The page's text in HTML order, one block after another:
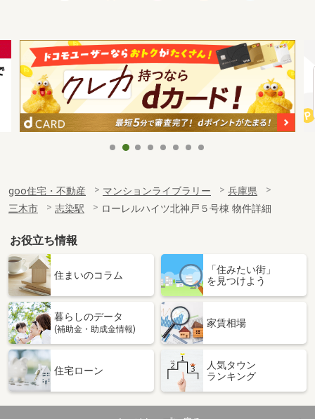
goo住宅・不動産 マンションライブラリー
兵庫県
三木市
志染駅 ローレルハイツ北神戸５号棟 物件詳細
お役立ち情報
住まいのコラム
「住みたい街」
を見つけよう
暮らしのデータ
(補助金・助成金情報)
家賃相場
住宅ローン
人気タウン
ランキング